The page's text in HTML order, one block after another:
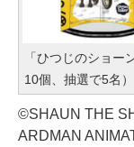
「ひつじのショ
10個、抽選で5名）
©SHAUN THE
ARDMAN